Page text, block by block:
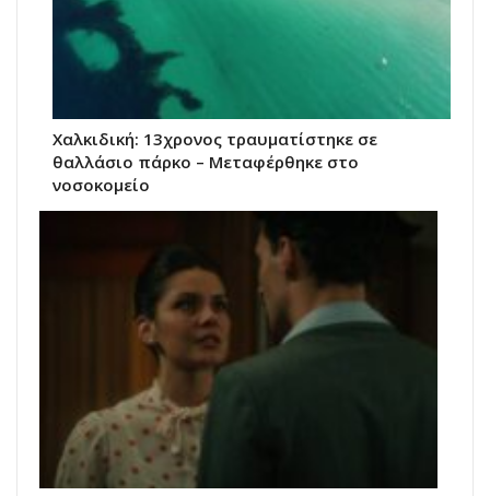
Χαλκιδική: 13χρονος τραυματίστηκε σε
θαλλάσιο πάρκο – Μεταφέρθηκε στο
νοσοκομείο